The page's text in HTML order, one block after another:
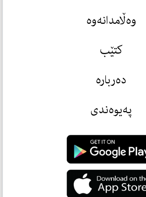
وەڵامدانەوە
کتێب
دەربارە
پەیوەندی